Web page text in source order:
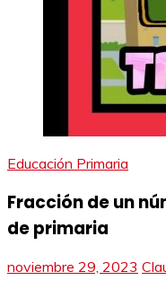
Educación Primaria
Fracción de un
de primaria
noviembre 29, 2023